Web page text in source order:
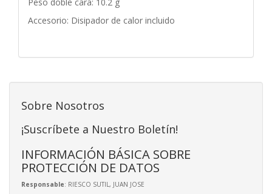
Accesorio: Disipador de calor incluido
Sobre Nosotros
¡Suscríbete a Nuestro Boletín!
INFORMACIÓN BÁSICA SOBRE
PROTECCIÓN DE DATOS
Responsable: RIESCO SUTIL, JUAN JOSE